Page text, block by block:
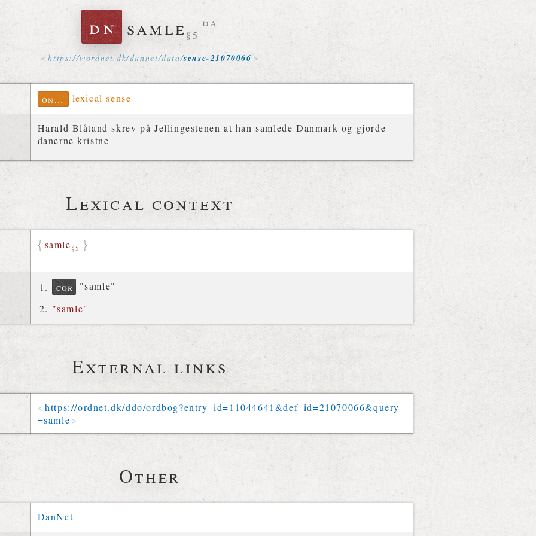
dn samle§5
da
https://wordnet.dk/dannet/data/sense-21070066
ontolex lexical sense
Harald Blåtand skrev på Jellingestenen at han samlede Danmark og gjorde
danerne kristne
Lexical context
samle §5
cor
"samle"
"samle"
External links
https://ordnet.dk/ddo/ordbog?entry_id=11044641 &def_id=21070066&query
=samle
Other
DanNet